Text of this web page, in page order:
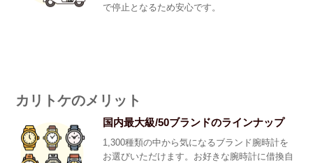
で停止となるため安心です。
カリトケのメリット
国内最大級/50ブランドのラインナップ
1,300種類の中から気になるブランド腕時計を
お選びいただけます。お好きな腕時計に借換自